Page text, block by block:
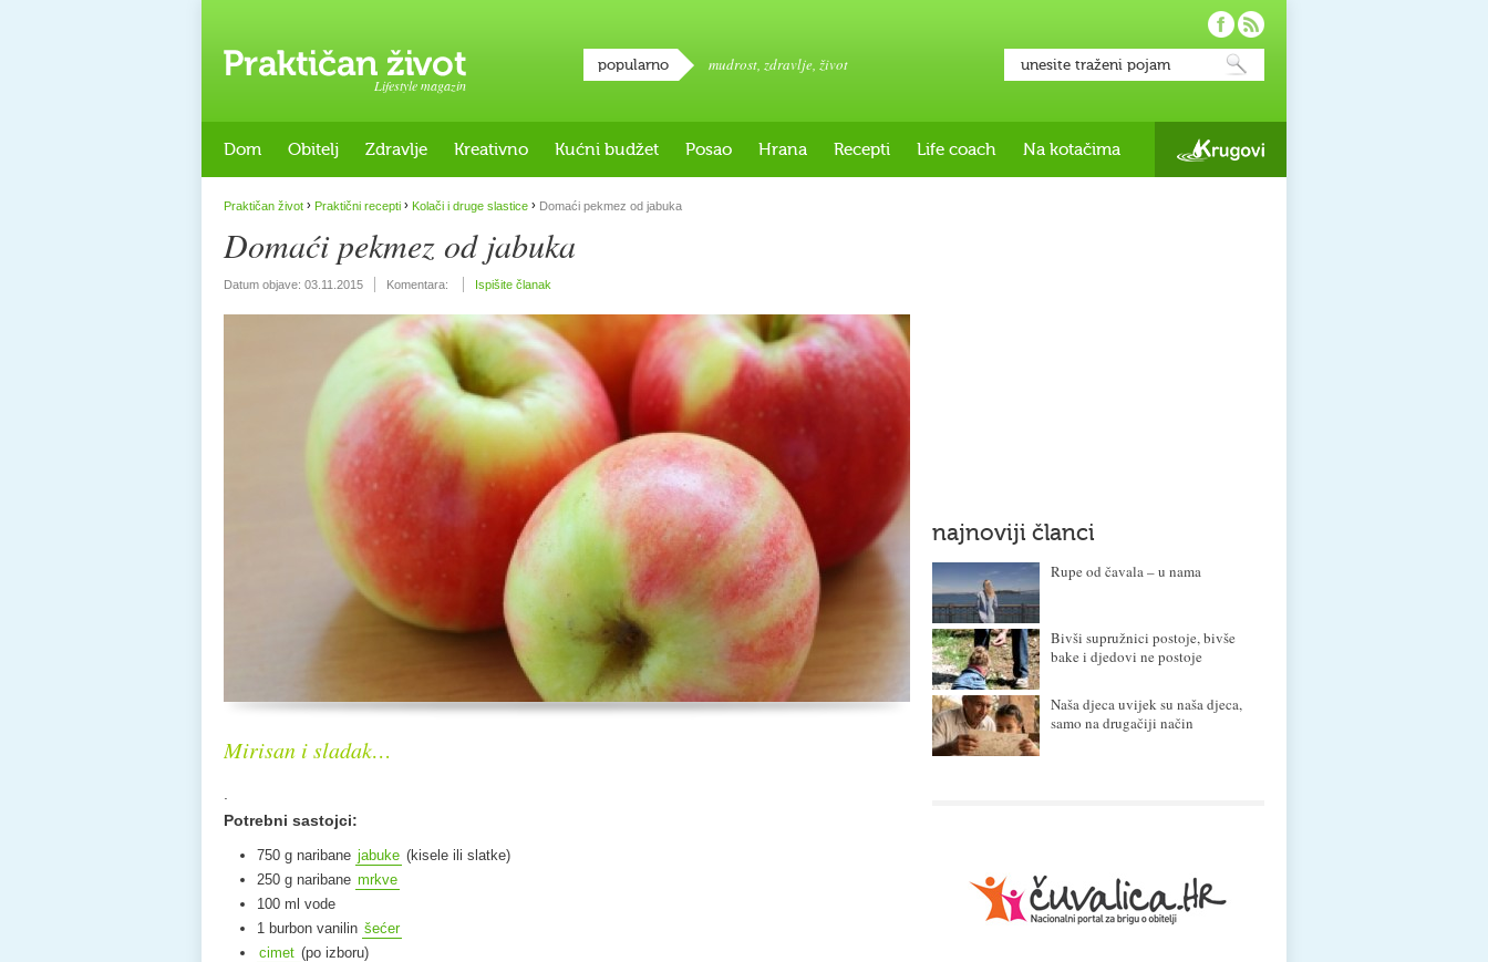
Lifestyle magazin
popularno mudrost, zdravlje, život
Dom Obitelj Zdravlje Kreativno Kućni budžet Posao Hrana Recepti Life coach Na kotačima
Praktičan život › Praktični recepti › Kolači i druge slastice › Domaći pekmez od jabuka
Domaći pekmez od jabuka
Datum objave: 03.11.2015 Komentara: Ispišite članak
Mirisan i sladak…
Potrebni sastojci:
750 g naribane jabuke (kisele ili slatke)
250 g naribane mrkve
100 ml vode
1 burbon vanilin šećer
cimet (po izboru)
najnoviji članci
Rupe od čavala – u nama
Bivši supružnici postoje, bivše
bake i djedovi ne postoje
Naša djeca uvijek su naša djeca,
samo na drugačiji način